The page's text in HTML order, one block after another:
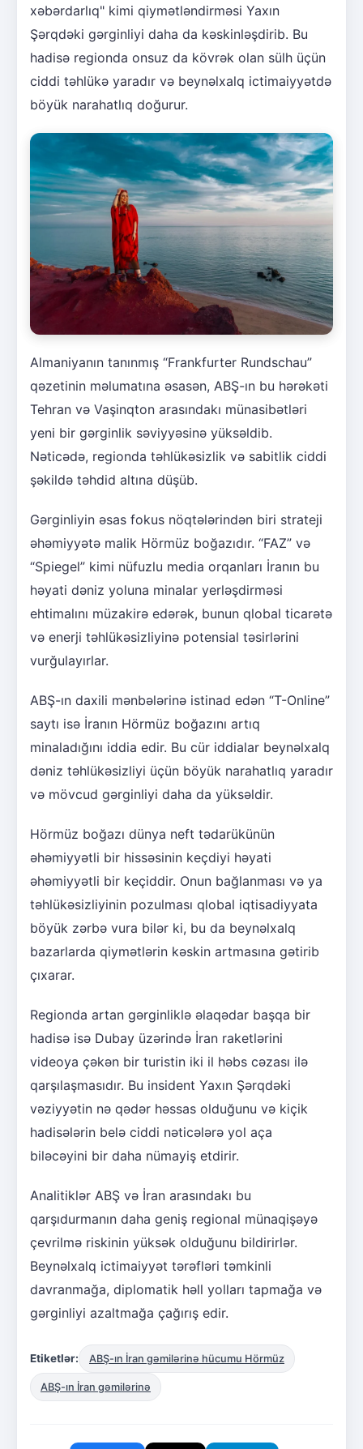
xəbərdarlıq" kimi qiymətləndirməsi Yaxın
Şərqdəki gərginliyi daha da kəskinləşdirib. Bu
hadisə regionda onsuz da kövrək olan sülh üçün
ciddi təhlükə yaradır və beynəlxalq ictimaiyyətdə
böyük narahatlıq doğurur.
Almaniyanın tanınmış “Frankfurter Rundschau”
qəzetinin məlumatına əsasən, ABŞ-ın bu hərəkəti
Tehran və Vaşinqton arasındakı münasibətləri
yeni bir gərginlik səviyyəsinə yüksəldib.
Nəticədə, regionda təhlükəsizlik və sabitlik ciddi
şəkildə təhdid altına düşüb.
Gərginliyin əsas fokus nöqtələrindən biri strateji
əhəmiyyətə malik Hörmüz boğazıdır. “FAZ” və
“Spiegel” kimi nüfuzlu media orqanları İranın bu
həyati dəniz yoluna minalar yerləşdirməsi
ehtimalını müzakirə edərək, bunun qlobal ticarətə
və enerji təhlükəsizliyinə potensial təsirlərini
vurğulayırlar.
ABŞ-ın daxili mənbələrinə istinad edən “T-Online”
saytı isə İranın Hörmüz boğazını artıq
minaladığını iddia edir. Bu cür iddialar beynəlxalq
dəniz təhlükəsizliyi üçün böyük narahatlıq yaradır
və mövcud gərginliyi daha da yüksəldir.
Hörmüz boğazı dünya neft tədarükünün
əhəmiyyətli bir hissəsinin keçdiyi həyati
əhəmiyyətli bir keçiddir. Onun bağlanması və ya
təhlükəsizliyinin pozulması qlobal iqtisadiyyata
böyük zərbə vura bilər ki, bu da beynəlxalq
bazarlarda qiymətlərin kəskin artmasına gətirib
çıxarar.
Regionda artan gərginliklə əlaqədar başqa bir
hadisə isə Dubay üzərində İran raketlərini
videoya çəkən bir turistin iki il həbs cəzası ilə
qarşılaşmasıdır. Bu insident Yaxın Şərqdəki
vəziyyətin nə qədər həssas olduğunu və kiçik
hadisələrin belə ciddi nəticələrə yol aça
biləcəyini bir daha nümayiş etdirir.
Analitiklər ABŞ və İran arasındakı bu
qarşıdurmanın daha geniş regional münaqişəyə
çevrilmə riskinin yüksək olduğunu bildirirlər.
Beynəlxalq ictimaiyyət tərəfləri təmkinli
davranmağa, diplomatik həll yolları tapmağa və
gərginliyi azaltmağa çağırış edir.
Etiketlər: ABŞ-ın İran gəmilərinə hücumu Hörmüz
ABŞ-ın İran gəmilərinə